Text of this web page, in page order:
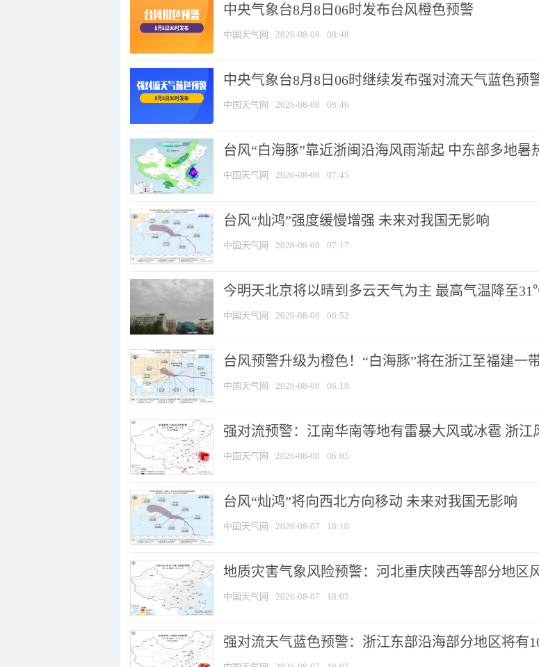
中央气象台8月8日06时发布台风橙色预警
中国天气网 2026-08-08 08:48
中央气象台8月8日06时继续发布强对流天气蓝色预
中国天气网 2026-08-08 08:46
台风“白海豚”靠近浙闽沿海风雨渐起 中东部多地暑
中国天气网 2026-08-08 07:45
台风“灿鸿”强度缓慢增强 未来对我国无影响
中国天气网 2026-08-08 07:17
今明天北京将以晴到多云天气为主 最高气温降至
中国天气网 2026-08-08 06:52
台风预警升级为橙色！“白海豚”将在浙江至福建一
中国天气网 2026-08-08 06:10
强对流预警：江南华南等地有雷暴大风或冰雹 浙江
中国天气网 2026-08-08 06:05
台风“灿鸿”将向西北方向移动 未来对我国无影响
中国天气网 2026-08-07 18:10
地质灾害气象风险预警：河北重庆陕西等部分地区
中国天气网 2026-08-07 18:05
强对流天气蓝色预警：浙江东部沿海部分地区将有